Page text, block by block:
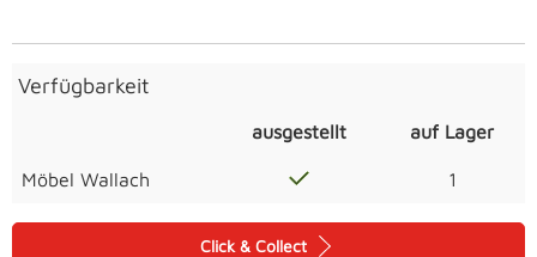
Verfügbarkeit
ausgestellt auf Lager
Möbel Wallach 1
Click & Collect